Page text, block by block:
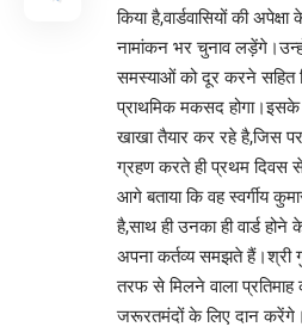
किया है,वार्डवासियों की
नामांकन भर चुनाव
समस्याओं को दूर करने सहित
प्राथमिक मकसद होगा।इसके
खाखा तैयार कर रहे है,जिस
ग्रहण करते ही प्रथम दिवस
आगे बताया कि वह स्वर्गीय
है,साथ ही उनका ही वार्ड
अपना कर्तव्य समझते हैं।श्री
तरफ से मिलने वाला
जरूरतमंदों के लिए दान